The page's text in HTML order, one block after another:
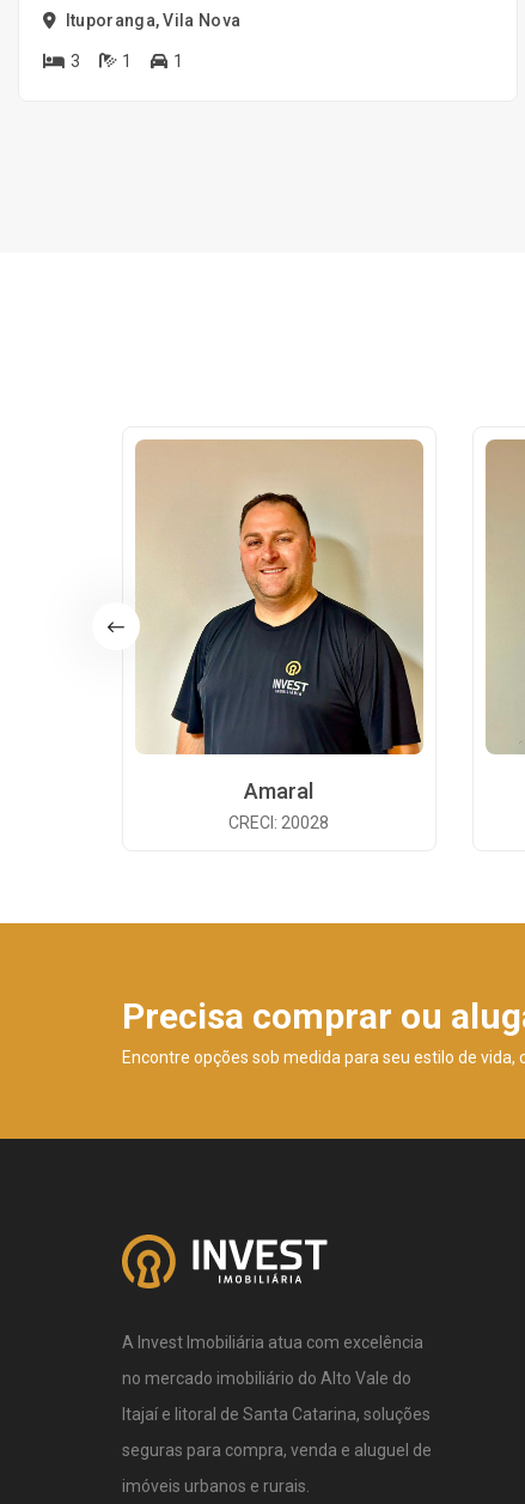
Ituporanga, Vila Nova
3 1 1
Amaral
CRECI: 20028
Precisa comprar ou
Encontre opções sob medida para seu estilo de vida,
A Invest Imobiliária atua com excelência
no mercado imobiliário do Alto Vale do
Itajaí e litoral de Santa Catarina, soluções
seguras para compra, venda e aluguel de
imóveis urbanos e rurais.